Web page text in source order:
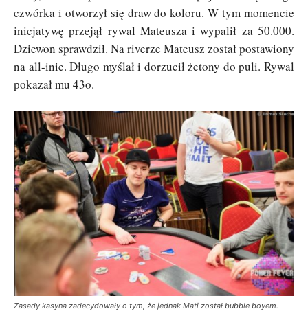
czwórka i otworzył się draw do koloru. W tym momencie
inicjatywę przejął rywal Mateusza i wypalił za 50.000.
Dziewon sprawdził. Na riverze Mateusz został postawiony
na all-inie. Długo myślał i dorzucił żetony do puli. Rywal
pokazał mu 43o.
Zasady kasyna zadecydowały o tym, że jednak Mati został bubble boyem.